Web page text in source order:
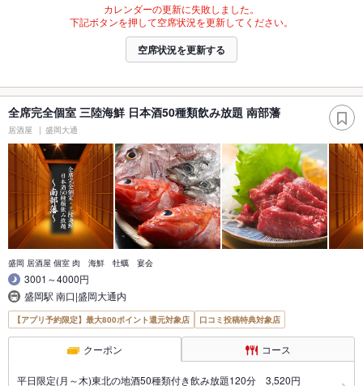
カレンダーの更新に失敗しました。
下記ボタンを押して空席状況を更新してください。
空席状況を更新する
全席完全個室 三陸海鮮 日本酒50種類飲み放題 南部藩
居酒屋 盛岡大通
盛岡 居酒屋 個室 肉 海鮮 牡蠣 宴会
3001～4000円
盛岡駅 南口|盛岡大通内
【アプリ予約限定】最大800ポイント還元対象店 口コミ投稿特典対象店
クーポン コース
平日限定(月～木)東北の地酒50種類付き飲み放題120分 3,520円